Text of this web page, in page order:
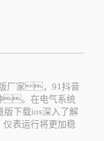
版厂家，91抖音
。在电气系统
下载ios深入了解
表运行将更加稳